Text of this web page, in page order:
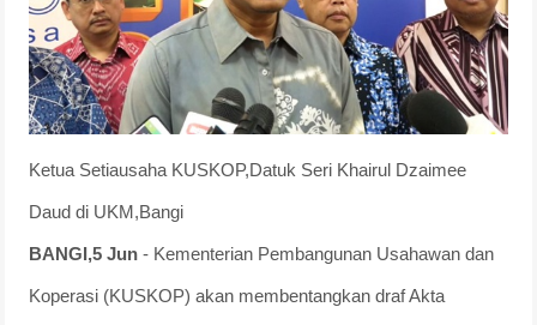
Ketua Setiausaha KUSKOP,Datuk Seri Khairul Dzaimee
Daud di UKM,Bangi
BANGI,5 Jun - Kementerian Pembangunan Usahawan dan
Koperasi (KUSKOP) akan membentangkan draf Akta